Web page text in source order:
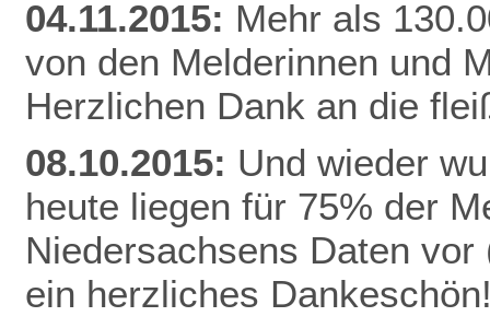
04.11.2015: Mehr als
von den Melderinnen und
Herzlichen Dank an die
08.10.2015: Und wieder
heute liegen für 75% der
Niedersachsens Daten
ein herzliches